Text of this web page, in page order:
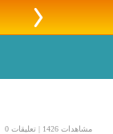
مشاهدات 1426 | تعليقات 0